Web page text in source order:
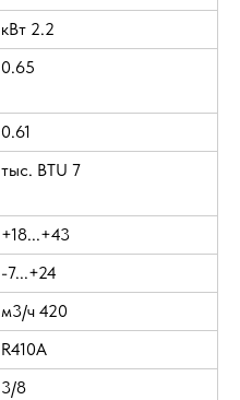
кВт 2.2
0.65
0.61
тыс. BTU 7
+18...+43
-7...+24
м3/ч 420
R410A
3/8